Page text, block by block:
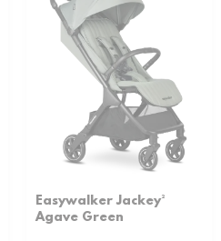
Easywalker Jackey²
Agave Green